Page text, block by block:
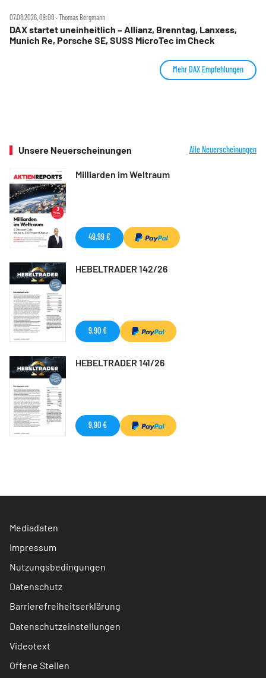
07.08.2026, 09:00 ‧ Thomas Bergmann
DAX startet uneinheitlich – Allianz, Brenntag, Lanxess,
Munich Re, Porsche SE, SUSS MicroTec im Check
Mehr DAX Empfehlungen
Unsere Neuerscheinungen Alle Neuerscheinungen
Milliarden im Weltraum
49,99 €
HEBELTRADER 142/26
9,90 €
HEBELTRADER 141/26
9,90 €
Mediadaten
Impressum
Nutzungsbedingungen
Datenschutz
Barrierefreiheitserklärung
Datenschutzeinstellungen
Videotext
Offene Stellen